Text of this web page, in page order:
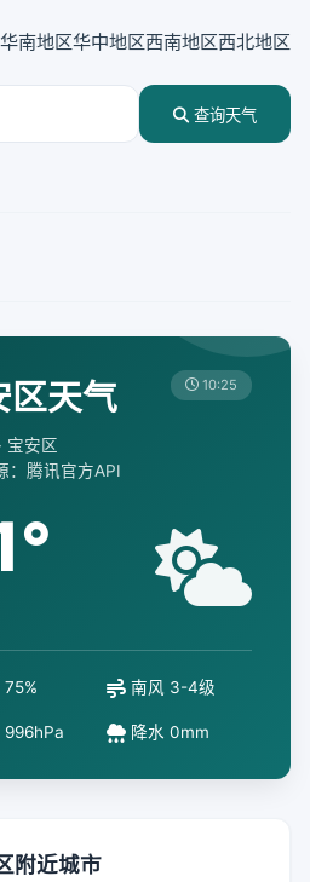
华南地区华中地区西南地区西北地区
查询天气
区天气
宝安区
：腾讯官方API
10:25
南风 3-4级
996hPa 降水 0mm
附近城市